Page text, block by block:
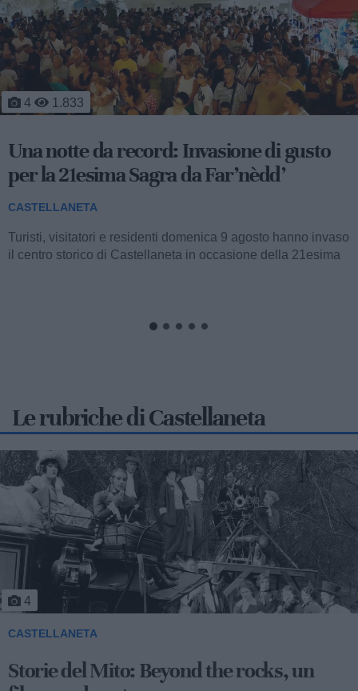
1 1.152
Il mattino dopo l'inferno: fiamme a
ridosso delle case, 7 ore di battaglia
contro il fuoco
CASTELLANETA
Proseguono anche stamane le operazioni di spegnimento e
Le rubriche di Castellaneta
5
CASTELLANETA
Storie del Mito: Uno sceicco esuberante